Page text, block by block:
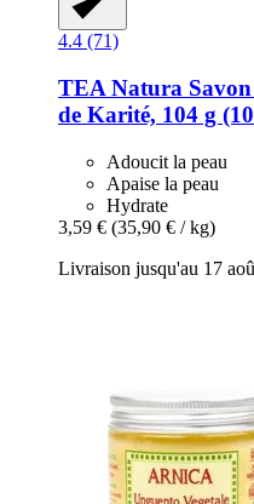
4.4 (71)
TEA Natura
de Karité, 104 g
Adoucit la peau
Apaise la peau
Hydrate
3,59 € (35,90 € / kg)
Livraison jusqu'au 17